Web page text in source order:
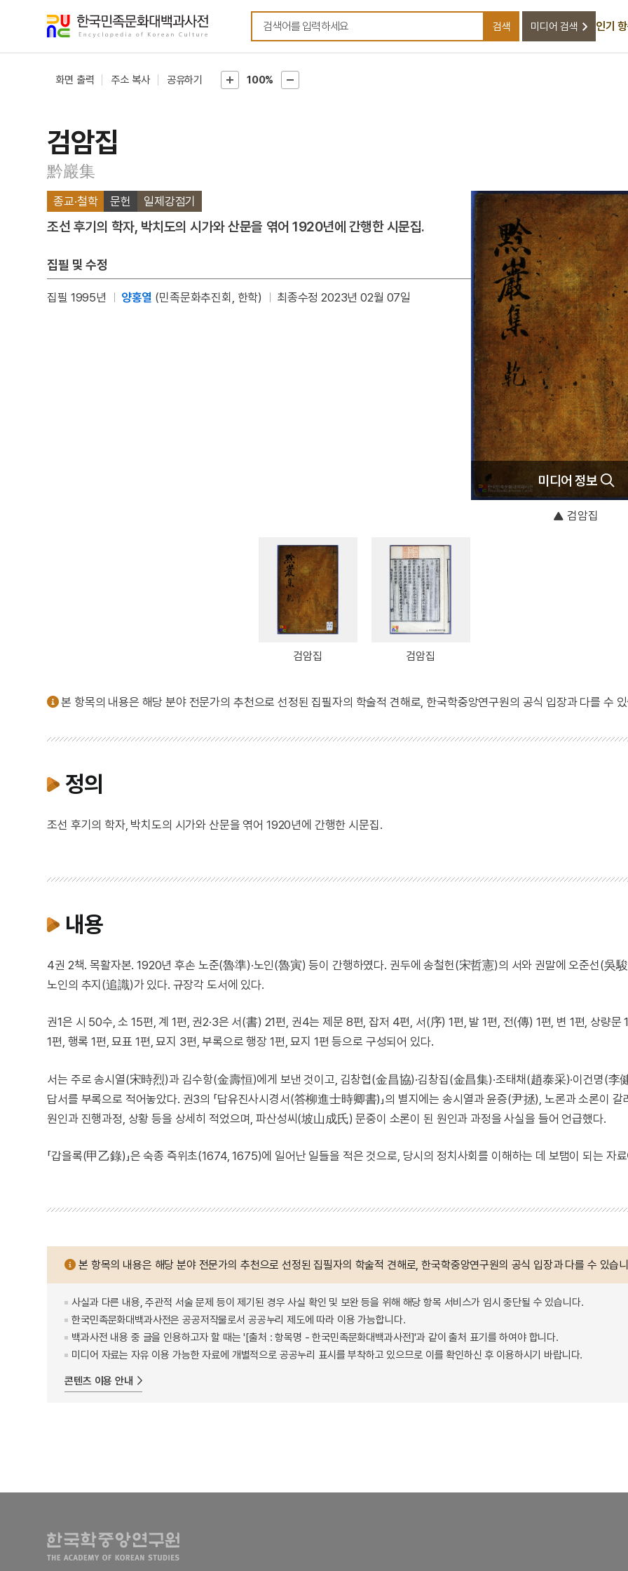
검색어를 입력하세요
검색 미디어 검색 인기
화면 출력 주소 복사 공유하기 100%
검암집
黔巖集
종교·철학 문헌 일제강점기
조선 후기의 학자, 박치도의 시가와 산문을 엮어 1920년에 간행한 시문집.
집필 및 수정
집필 1995년 양홍열 (민족문화추진회, 한학) 최종수정 2023년 02월 07일
미디어 정보
검암집
검암집 검암집
본 항목의 내용은 해당 분야 전문가의 추천으로 선정된 집필자의 학술적 견해로, 한국학중앙연구원의 공식 입장과 다를 수
정의
조선 후기의 학자, 박치도의 시가와 산문을 엮어 1920년에 간행한 시문집.
내용
4권 2책. 목활자본. 1920년 후손 노준(魯準)·노인(魯寅) 등이 간행하였다. 권두에 송철헌(宋哲憲)의 서와 권말에 오준선(吳
노인의 추지(追識)가 있다. 규장각 도서에 있다.
권1은 시 50수, 소 15편, 계 1편, 권2·3은 서(書) 21편, 권4는 제문 8편, 잡저 4편, 서(序) 1편, 발 1편, 전(傳) 1편, 변 1편, 상량문
1편, 행록 1편, 묘표 1편, 묘지 3편, 부록으로 행장 1편, 묘지 1편 등으로 구성되어 있다.
서는 주로 송시열(宋時烈)과 김수항(金壽恒)에게 보낸 것이고, 김창협(金昌協)·김창집(金昌集)·조태채(趙泰采)·이건명(李
답서를 부록으로 적어놓았다. 권3의 「답유진사시경서(答柳進士時卿書)」의 별지에는 송시열과 윤증(尹拯), 노론과 소론이 갈
원인과 진행과정, 상황 등을 상세히 적었으며, 파산성씨(坡山成氏) 문중이 소론이 된 원인과 과정을 사실을 들어 언급했다.
「갑을록(甲乙錄)」은 숙종 즉위초(1674, 1675)에 일어난 일들을 적은 것으로, 당시의 정치사회를 이해하는 데 보탬이 되는 자
본 항목의 내용은 해당 분야 전문가의 추천으로 선정된 집필자의 학술적 견해로, 한국학중앙연구원의 공식 입장과 다를 수 있습
사실과 다른 내용, 주관적 서술 문제 등이 제기된 경우 사실 확인 및 보완 등을 위해 해당 항목 서비스가 임시 중단될 수 있습니다.
한국민족문화대백과사전은 공공저작물로서 공공누리 제도에 따라 이용 가능합니다.
백과사전 내용 중 글을 인용하고자 할 때는 '[출처 : 항목명 - 한국민족문화대백과사전]'과 같이 출처 표기를 하여야 합니다.
미디어 자료는 자유 이용 가능한 자료에 개별적으로 공공누리 표시를 부착하고 있으므로 이를 확인하신 후 이용하시기 바랍니다.
콘텐츠 이용 안내